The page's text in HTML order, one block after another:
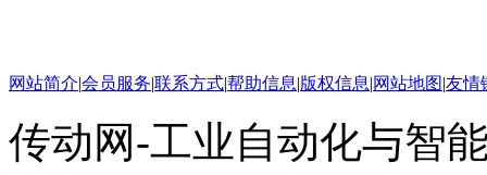
网站简介|会员服务|联系方式|帮助信息|版权信息|网站地图|友情
传动网-工业自动化与智